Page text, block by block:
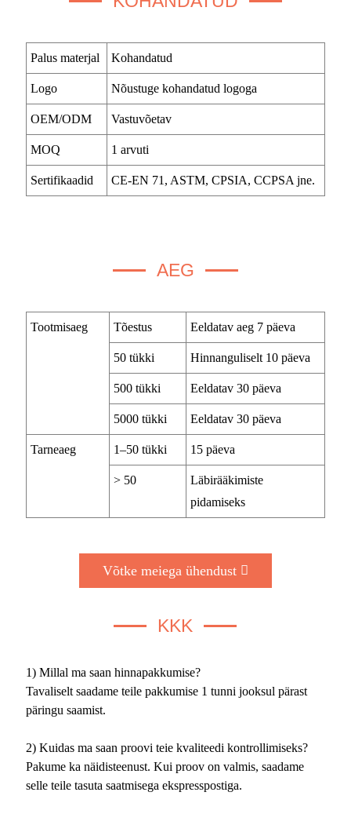
Palus materjal Kohandatud
Logo Nõustuge kohandatud logoga
OEM/ODM Vastuvõetav
MOQ 1 arvuti
Sertifikaadid CE-EN 71, ASTM, CPSIA, CCPSA jne.
AEG
Tootmisaeg Tõestus Eeldatav aeg 7 päeva
50 tükki Hinnanguliselt 10 päeva
500 tükki Eeldatav 30 päeva
5000 tükki Eeldatav 30 päeva
Tarneaeg 1–50 tükki 15 päeva
> 50
Läbirääkimiste
pidamiseks
Võtke meiega ühendust
KKK
1) Millal ma saan hinnapakkumise?
Tavaliselt saadame teile pakkumise 1 tunni jooksul pärast
päringu saamist.
2) Kuidas ma saan proovi teie kvaliteedi kontrollimiseks?
Pakume ka näidisteenust. Kui proov on valmis, saadame
selle teile tasuta saatmisega ekspresspostiga.